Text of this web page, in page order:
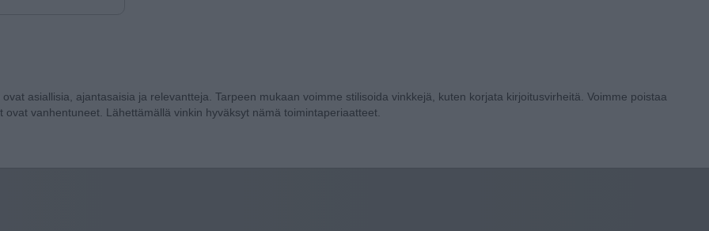
asiallisia, ajantasaisia ja relevantteja. Tarpeen mukaan voimme stilisoida vinkkejä, kuten korjata kirjoitusvirheitä. Voimme poistaa
vanhentuneet. Lähettämällä vinkin hyväksyt nämä toimintaperiaatteet.